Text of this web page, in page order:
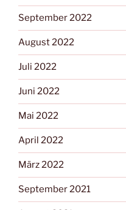
September 2022
August 2022
Juli 2022
Juni 2022
Mai 2022
April 2022
März 2022
September 2021